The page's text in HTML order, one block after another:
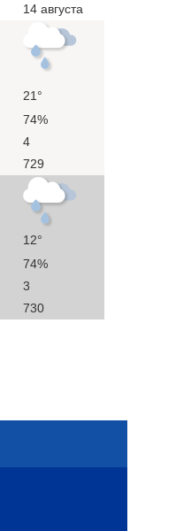
14 августа
21°
74%
4
729
12°
74%
3
730